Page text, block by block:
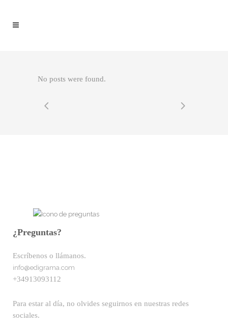
No posts were found.
¿Preguntas?
Escríbenos o llámanos.
info@edigrama.com
+34913093112
Para estar al día, no olvides seguirnos en nuestras redes
sociales.